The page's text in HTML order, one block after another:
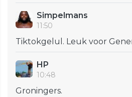
Simpelmans
11:50
Tiktokgelul. Leuk voor
HP
10:48
Groningers.